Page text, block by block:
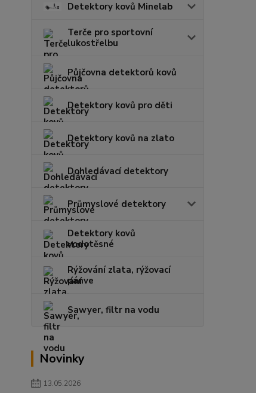
Detektory kovů Minelab
Terče pro sportovní
lukostřelbu
Půjčovna detektorů kovů
Detektory kovů pro děti
Detektory kovů na zlato
Dohledávací detektory
Průmyslové detektory
Detektory kovů
vodotěsné
Rýžování zlata, rýžovací
pánve
Sawyer, filtr na vodu
Novinky
13.05.2026